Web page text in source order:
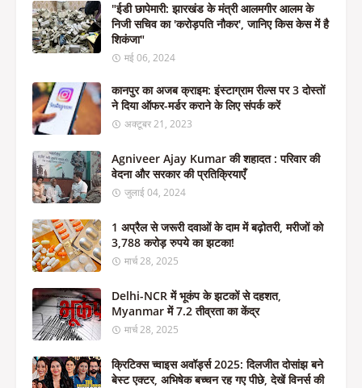
"ईडी छापेमारी: झारखंड के मंत्री आलमगीर आलम के
निजी सचिव का 'करोड़पति नौकर', जानिए किस केस में है
शिकंजा"
मई 06, 2024
कानपुर का अजब क्राइम: इंस्टाग्राम रील्स पर 3 दोस्तों
ने दिया ऑफर-मर्डर कराने के लिए संपर्क करें
अक्टूबर 21, 2023
Agniveer Ajay Kumar की शहादत : परिवार की
वेदना और सरकार की प्रतिक्रियाएँ
जुलाई 04, 2024
1 अप्रैल से जरूरी दवाओं के दाम में बढ़ोतरी, मरीजों को
3,788 करोड़ रुपये का झटका!
मार्च 28, 2025
Delhi-NCR में भूकंप के झटकों से दहशत,
Myanmar में 7.2 तीव्रता का केंद्र
मार्च 28, 2025
क्रिटिक्स च्वाइस अवॉर्ड्स 2025: दिलजीत दोसांझ बने
बेस्ट एक्टर, अभिषेक बच्चन रह गए पीछे, देखें विनर्स की